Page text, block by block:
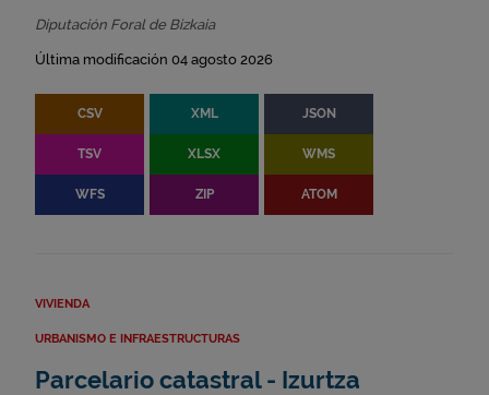
Diputación Foral de Bizkaia
Última modificación 04 agosto 2026
CSV XML JSON
TSV XLSX WMS
WFS ZIP ATOM
VIVIENDA
URBANISMO E INFRAESTRUCTURAS
Parcelario catastral - Izurtza